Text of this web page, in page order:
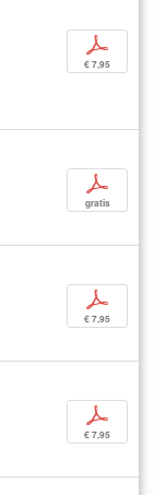
p
€ 7,95
p
gratis
p
€ 7,95
p
€ 7,95